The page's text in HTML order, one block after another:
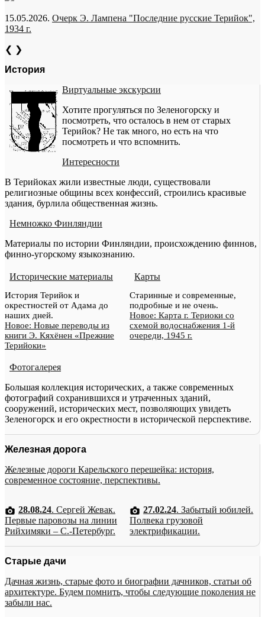
15.05.2026. Очерк Э. Лампена "Последние русские Терийок",
1934 г.
❮ ❯
История
Виртуальные экскурсии
Хотите прогуляться по Зеленогорску и
посмотреть, что осталось в нем от старых
Терийок? Не так много, но есть на что
посмотреть и что вспомнить.
Интересности
В Терийоках жили известные люди, существовали
религиозные общины всех конфессий, строились красивые
здания, бурлила общественная жизнь.
Немножко Финляндии
Материалы по истории Финляндии, происхождению финнов,
финно-угорскому языкознанию.
Исторические материалы
История Терийок и
окрестностей от Адама до
наших дней.
Новое: Новые переводы из
книги Э. Кяхёнен «Прежние
Терийоки»
Карты
Старинные и современные,
подробные и не очень.
Новое: Карта г. Териоки со
схемой водоснабжения 1-й
очереди, 1945 г.
Фотогалерея
Большая коллекция исторических, а также современных
фотографий сохранившихся и утраченных зданий,
сооружений, исторических мест, позволяющих увидеть
Зеленогорск и его окрестности в исторической перспективе.
Железная дорога
Железные дороги Карельского перешейка: история,
современное состояние, перспективы.
28.08.24. Сергей Жевак.
Первые паровозы на линии
Рийхимяки – С.-Петербург.
27.02.24. Забытый юбилей.
Полвека грузовой
электрификации.
Старые дачи
Дачная жизнь, старые фото и биографии дачников, статьи об
архитектуре. Будем помнить, чтобы следующие поколения не
забыли нас.